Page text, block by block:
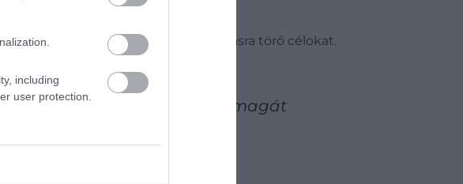
including
user protection.
érni ezeket a meglehetősen magasra törő célokat.
a vasút megint túlígérné magát